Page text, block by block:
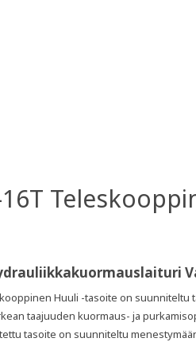
16T
Huuli -tasoite on
taajuuden kuormaus- ja
tasoite on suunniteltu